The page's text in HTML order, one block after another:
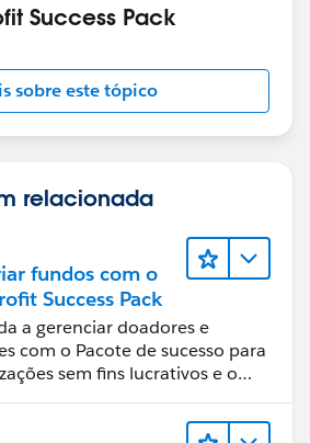
Success Pack
sobre este tópico
relacionada
fundos com o
Success Pack
a gerenciar doadores e
com o Pacote de sucesso para
sem fins lucrativos e o